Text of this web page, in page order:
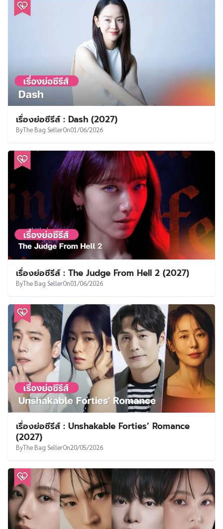
เรื่องย่อซีรีส์ : Dash (2027)
ByThe Bag SellerOn01/06/2026
เรื่องย่อซีรีส์ : The Judge From Hell 2 (2027)
ByThe Bag SellerOn01/06/2026
เรื่องย่อซีรีส์ : Unshakable Forties’ Romance
(2027)
ByThe Bag SellerOn20/05/2026